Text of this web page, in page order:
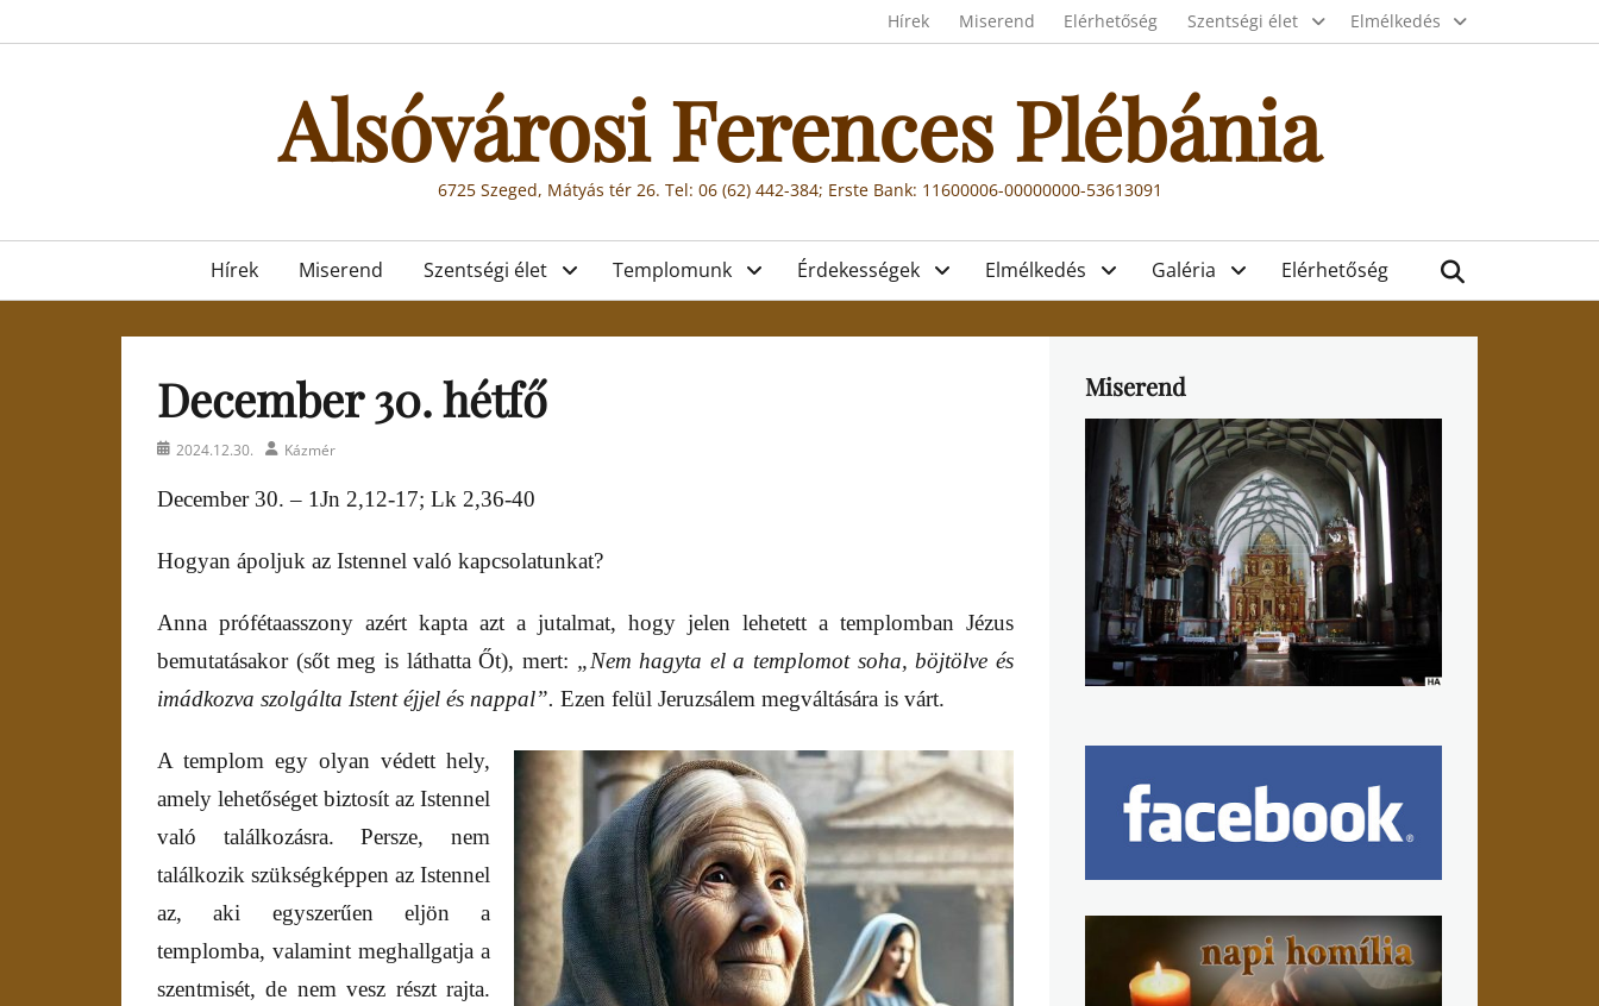
to
Header menu
Hírek Miserend Elérhetőség Szentségi élet Elmélkedés
Alsóvárosi Ferences Plébánia
6725 Szeged, Mátyás tér 26. Tel: 06 (62) 442-384; Erste Bank: 11600006-00000000-53613091
Primary
menu
Hírek Miserend Szentségi élet Templomunk Érdekességek Elmélkedés Galéria Elérhetőség
December 30. hétfő
Posted2024.12.30. AuthorKázmér
December 30. – 1Jn 2,12-17; Lk 2,36-40
Hogyan ápoljuk az Istennel való kapcsolatunkat?
Anna prófétaasszony azért kapta azt a jutalmat, hogy jelen lehetett a templomban Jézus
bemutatásakor (sőt meg is láthatta Őt), mert: „Nem hagyta el a templomot soha, böjtölve és
imádkozva szolgálta Istent éjjel és nappal”. Ezen felül Jeruzsálem megváltására is várt.
A templom egy olyan védett hely,
amely lehetőséget biztosít az Istennel
való találkozásra. Persze, nem
találkozik szükségképpen az Istennel
az, aki egyszerűen eljön a
templomba, valamint meghallgatja a
szentmisét, de nem vesz részt rajta.
Miserend